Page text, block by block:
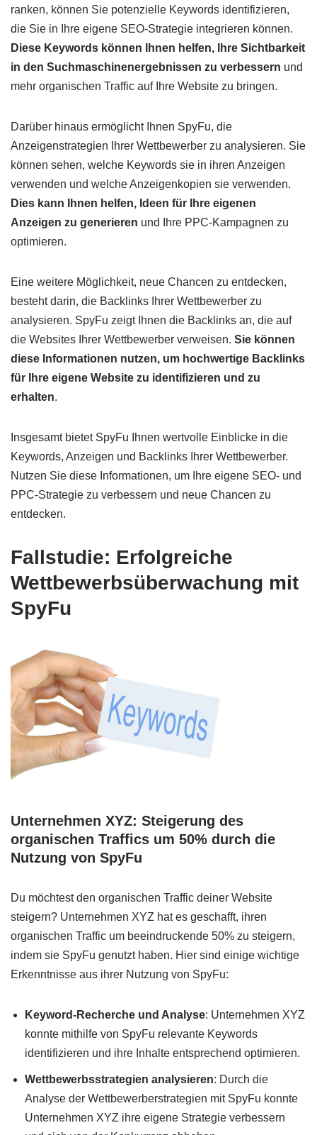
ranken, können Sie potenzielle Keywords identifizieren,
die Sie in Ihre eigene SEO-Strategie integrieren können.
Diese Keywords können Ihnen helfen, Ihre Sichtbarkeit
in den Suchmaschinenergebnissen zu verbessern und
mehr organischen Traffic auf Ihre Website zu bringen.
Darüber hinaus ermöglicht Ihnen SpyFu, die
Anzeigenstrategien Ihrer Wettbewerber zu analysieren. Sie
können sehen, welche Keywords sie in ihren Anzeigen
verwenden und welche Anzeigenkopien sie verwenden.
Dies kann Ihnen helfen, Ideen für Ihre eigenen
Anzeigen zu generieren und Ihre PPC-Kampagnen zu
optimieren.
Eine weitere Möglichkeit, neue Chancen zu entdecken,
besteht darin, die Backlinks Ihrer Wettbewerber zu
analysieren. SpyFu zeigt Ihnen die Backlinks an, die auf
die Websites Ihrer Wettbewerber verweisen. Sie können
diese Informationen nutzen, um hochwertige Backlinks
für Ihre eigene Website zu identifizieren und zu
erhalten.
Insgesamt bietet SpyFu Ihnen wertvolle Einblicke in die
Keywords, Anzeigen und Backlinks Ihrer Wettbewerber.
Nutzen Sie diese Informationen, um Ihre eigene SEO- und
PPC-Strategie zu verbessern und neue Chancen zu
entdecken.
Fallstudie: Erfolgreiche
Wettbewerbsüberwachung mit
SpyFu
Unternehmen XYZ: Steigerung des
organischen Traffics um 50% durch die
Nutzung von SpyFu
Du möchtest den organischen Traffic deiner Website
steigern? Unternehmen XYZ hat es geschafft, ihren
organischen Traffic um beeindruckende 50% zu steigern,
indem sie SpyFu genutzt haben. Hier sind einige wichtige
Erkenntnisse aus ihrer Nutzung von SpyFu:
Keyword-Recherche und Analyse: Unternehmen XYZ
konnte mithilfe von SpyFu relevante Keywords
identifizieren und ihre Inhalte entsprechend optimieren.
Wettbewerbsstrategien analysieren: Durch die
Analyse der Wettbewerberstrategien mit SpyFu konnte
Unternehmen XYZ ihre eigene Strategie verbessern